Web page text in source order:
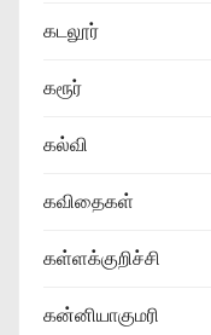
கடலூர்
கரூர்
கல்வி
கவிதைகள்
கள்ளக்குறிச்சி
கன்னியாகுமரி